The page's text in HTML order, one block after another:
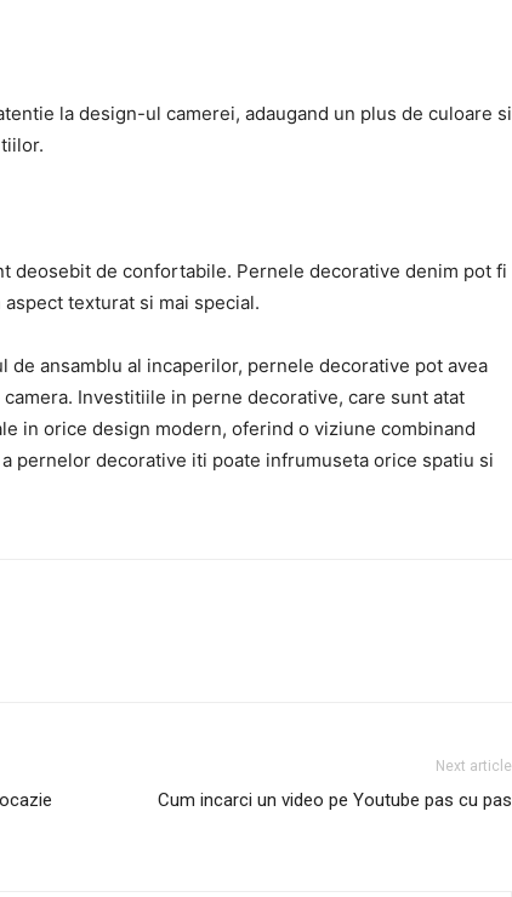
la design-ul camerei, adaugand un plus de culoare si
deosebit de confortabile. Pernele decorative denim pot fi
texturat si mai special.
ansamblu al incaperilor, pernele decorative pot avea
Investitiile in perne decorative, care sunt atat
in orice design modern, oferind o viziune combinand
pernelor decorative iti poate infrumuseta orice spatiu si
Next article
Cum incarci un video pe Youtube pas cu pas